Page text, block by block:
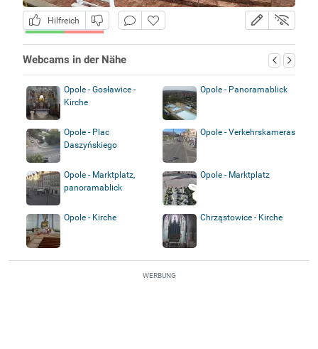
Hilfreich
Webcams in der Nähe
Opole - Gosławice -
Kirche
Opole - Panoramablick
Opole - Plac
Daszyńskiego
Opole - Verkehrskameras
Opole - Marktplatz,
panoramablick
Opole - Marktplatz
Opole - Kirche Chrząstowice - Kirche
WERBUNG